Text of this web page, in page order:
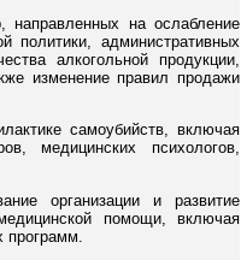
на ослабление
политики, административных
алкогольной продукции,
изменение правил продажи
самоубийств, включая
медицинских психологов,
организации и развитие
помощи, включая